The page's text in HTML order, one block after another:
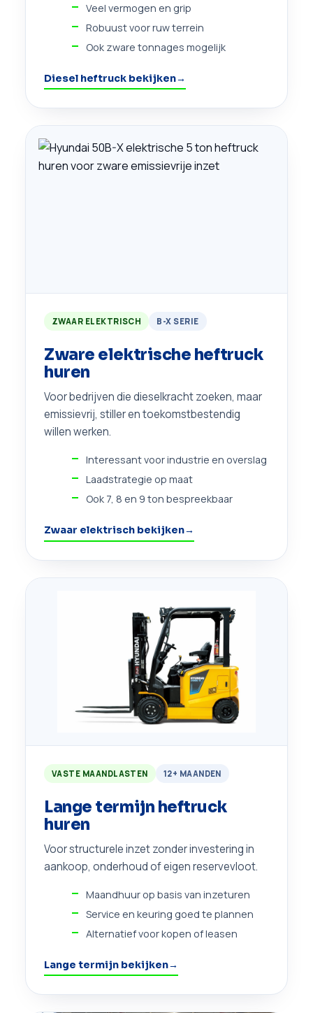
Veel vermogen en grip
Robuust voor ruw terrein
Ook zware tonnages mogelijk
Diesel heftruck bekijken→
ZWAAR ELEKTRISCH B-X SERIE
Zware elektrische heftruck
huren
Voor bedrijven die dieselkracht zoeken, maar
emissievrij, stiller en toekomstbestendig
willen werken.
Interessant voor industrie en overslag
Laadstrategie op maat
Ook 7, 8 en 9 ton bespreekbaar
Zwaar elektrisch bekijken→
VASTE MAANDLASTEN 12+ MAANDEN
Lange termijn heftruck
huren
Voor structurele inzet zonder investering in
aankoop, onderhoud of eigen reservevloot.
Maandhuur op basis van inzeturen
Service en keuring goed te plannen
Alternatief voor kopen of leasen
Lange termijn bekijken→